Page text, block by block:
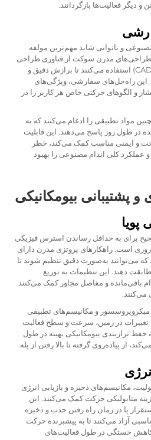
و دیگر فعالیت‌ها بازگردانند.
و ناتوانی شاید مهم‌ترین مولفه
طراحی‌های مدرن سوکت از فناوری طراحی
و تولید به کمک کامپیوتر (CAD/CAM) استفاده می‌کنند تا برازش دقیق و
راه‌حل‌های سفارشی، ویژگی‌های
و الگوهای حرکتی خاص هر کاربر را در
مواد تطبیقی را ادغام می‌کنند که به
در طول روز پاسخ می‌دهند. این قابلیت
و ایمنی مناسب کمک می‌کند، خطر
کلی اندام مصنوعی را بهبود
و پشتیبانی بیومکانیکی
پویا
برای به حداقل رساندن استرس فیزیکی
است. راهکارهای پروتزی مدرن دارای
که می‌توانند به‌صورت دقیق تنظیم شوند تا
دهند. این تنظیمات به توزیع
باقی‌مانده و مفاصل مجاور کمک می‌کنند
می‌کنند.
و مکانیسم‌های تطبیقی
تغییرات در زمین، سرعت و سطح فعالیت
ترازبندی بیومکانیکی بهینه در طول
از پیاده‌روی گرفته تا بالا رفتن از پله.
مکانیسم‌های ذخیره و بازیابی انرژی
متابولیکی حرکت کمک می‌کنند. این
پا در زمان راه رفتن جذب و ذخیره
آزاد می‌کنند تا به پیشبرنده حرکت
کاهش خستگی در طول فعالیت‌های